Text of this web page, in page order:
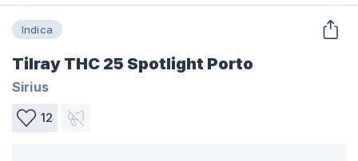
Indica
Tilray THC 25 Spotlight Porto
Sirius
12